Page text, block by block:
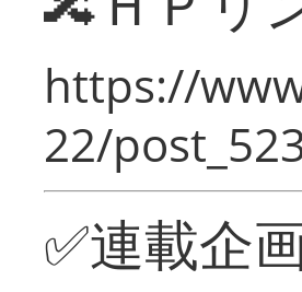
https://
22/
✅連載企